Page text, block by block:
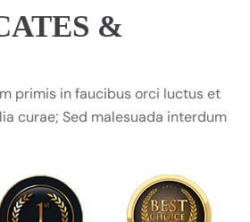
&
primis in faucibus orci luctus et
curae; Sed malesuada interdum